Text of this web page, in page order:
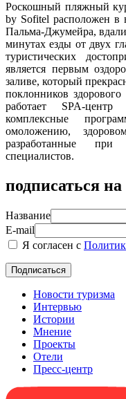
Роскошный пляжный
by Sofitel расположен в
Пальма-Джумейра,
минутах езды от двух
туристических
является первым
заливе, который
поклонников
работает SPA-центр
комплексные
омоложению,
разработанные
специалистов.
подписаться
Название
E-mail
Я согласен с
Новости туризма
Интервью
Истории
Мнение
Проекты
Отели
Пресс-центр